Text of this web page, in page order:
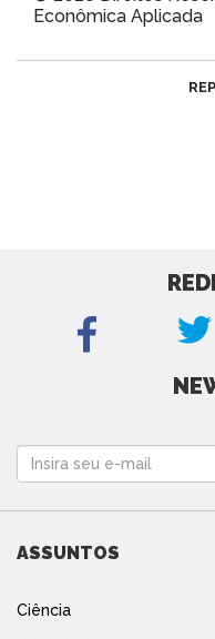
Econômica Aplicada
ASSUNTOS
Ciência